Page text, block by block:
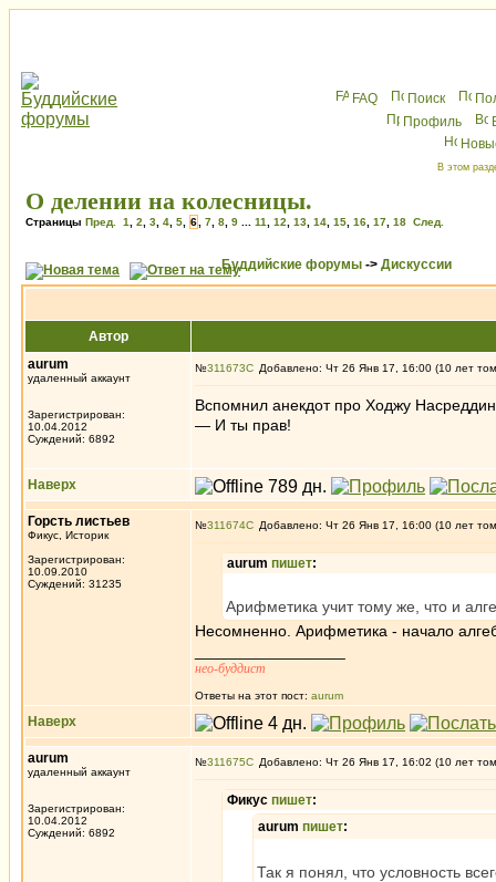
FAQ Поиск
Профиль
В этом
О делении на колесницы.
Страницы Пред. 1 2 3 4 5 6 7 8 9 11 12 13 14 15 16 17 18 След.
Буддийские форумы -> Дискуссии
Автор
aurum
удаленный аккаунт
Зарегистрирован:
10.04.2012
Суждений: 6892
№311673 Добавлено: Чт 26 Янв 17, 16:00 (10 лет
Вспомнил анекдот про Ходжу
— И ты прав!
Наверх
Горсть листьев
Фикус, Историк
Зарегистрирован:
10.09.2010
Суждений: 31235
№311674 Добавлено: Чт 26 Янв 17, 16:00 (10 лет
aurum пишет:
Арифметика учит тому же, что и
Несомненно. Арифметика - начало
нео-буддист
Ответы на этот пост: aurum
Наверх
aurum
удаленный аккаунт
Зарегистрирован:
10.04.2012
Суждений: 6892
№311675 Добавлено: Чт 26 Янв 17, 16:02 (10 лет
Фикус пишет:
aurum пишет:
Так я понял, что условность